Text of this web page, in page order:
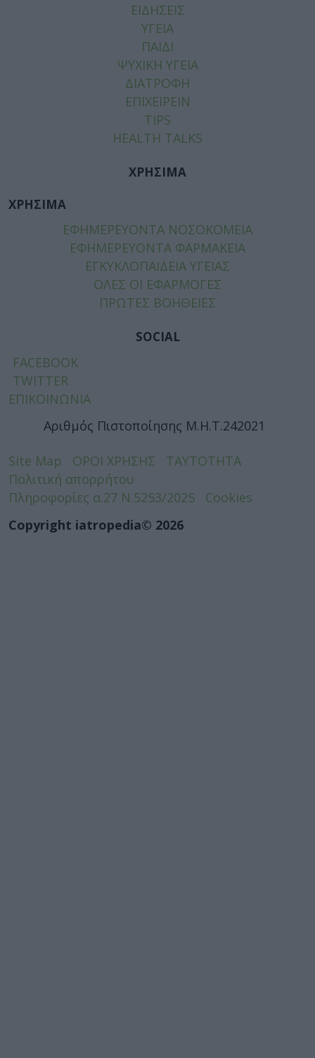
ΕΙΔΗΣΕΙΣ
ΥΓΕΙΑ
ΠΑΙΔΙ
ΨΥΧΙΚΗ ΥΓΕΙΑ
ΔΙΑΤΡΟΦΗ
ΕΠΙΧΕΙΡΕΙΝ
TIPS
HEALTH TALKS
ΧΡΗΣΙΜΑ
ΧΡΗΣΙΜΑ
ΕΦΗΜΕΡΕΥΟΝΤΑ ΝΟΣΟΚΟΜΕΙΑ
ΕΦΗΜΕΡΕΥΟΝΤΑ ΦΑΡΜΑΚΕΙΑ
ΕΓΚΥΚΛΟΠΑΙΔΕΙΑ ΥΓΕΙΑΣ
ΟΛΕΣ ΟΙ ΕΦΑΡΜΟΓΕΣ
ΠΡΩΤΕΣ ΒΟΗΘΕΙΕΣ
SOCIAL
FACEBOOK
TWITTER
ΕΠΙΚΟΙΝΩΝΙΑ
Αριθμός Πιστοποίησης Μ.Η.Τ.242021
Site Map ΟΡΟΙ ΧΡΗΣΗΣ
ΤΑΥΤΟΤΗΤΑ
Πολιτική απορρήτου
Πληροφορίες α.27 Ν.5253/2025
Cookies
Copyright iatropedia© 2026